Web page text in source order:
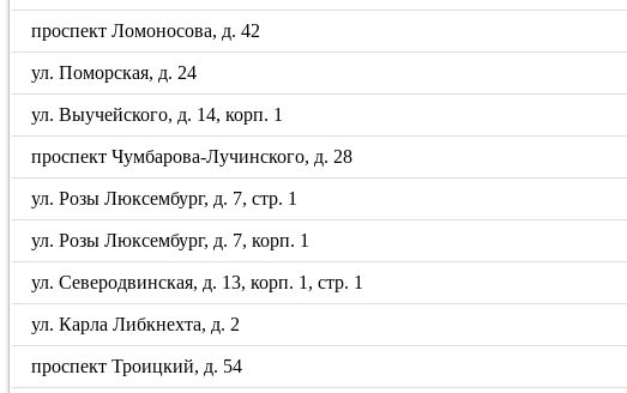
проспект Ломоносова, д. 42
ул. Поморская, д. 24
ул. Выучейского, д. 14, корп. 1
проспект Чумбарова-Лучинского, д. 28
ул. Розы Люксембург, д. 7, стр. 1
ул. Розы Люксембург, д. 7, корп. 1
ул. Северодвинская, д. 13, корп. 1, стр. 1
ул. Карла Либкнехта, д. 2
проспект Троицкий, д. 54